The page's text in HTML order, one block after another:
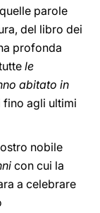
parole
del libro dei
profonda
le
abitato in
fino agli ultimi
nobile
con cui la
a celebrare